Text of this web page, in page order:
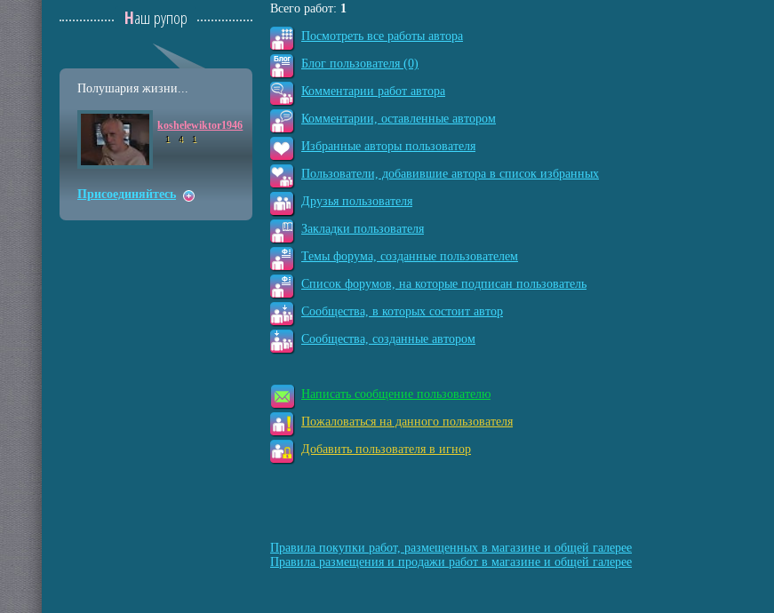
Всего работ: 1
Посмотреть все работы автора
Блог пользователя (0)
Комментарии работ автора
Комментарии, оставленные автором
Избранные авторы пользователя
Пользователи, добавившие автора в список избранных
Друзья пользователя
Закладки пользователя
Темы форума, созданные пользователем
Список форумов, на которые подписан пользователь
Сообщества, в которых состоит автор
Сообщества, созданные автором
Написать сообщение пользователю
Пожаловаться на данного пользователя
Добавить пользователя в игнор
Правила покупки работ, размещенных в магазине и общей галерее
Правила размещения и продажи работ в магазине и общей галерее
Наш рупор
Полушария жизни...
koshelewiktor1946
1 4 1
Присоединяйтесь